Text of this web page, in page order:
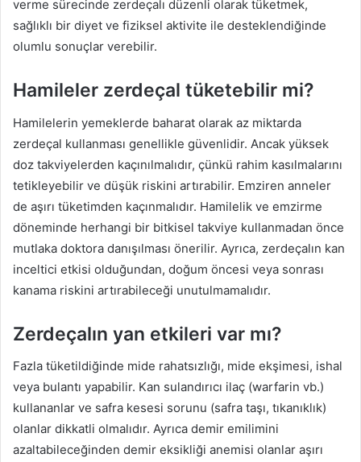
verme sürecinde zerdeçalı düzenli olarak tüketmek,
sağlıklı bir diyet ve fiziksel aktivite ile desteklendiğinde
olumlu sonuçlar verebilir.
Hamileler zerdeçal tüketebilir mi?
Hamilelerin yemeklerde baharat olarak az miktarda
zerdeçal kullanması genellikle güvenlidir. Ancak yüksek
doz takviyelerden kaçınılmalıdır, çünkü rahim kasılmalarını
tetikleyebilir ve düşük riskini artırabilir. Emziren anneler
de aşırı tüketimden kaçınmalıdır. Hamilelik ve emzirme
döneminde herhangi bir bitkisel takviye kullanmadan önce
mutlaka doktora danışılması önerilir. Ayrıca, zerdeçalın kan
inceltici etkisi olduğundan, doğum öncesi veya sonrası
kanama riskini artırabileceği unutulmamalıdır.
Zerdeçalın yan etkileri var mı?
Fazla tüketildiğinde mide rahatsızlığı, mide ekşimesi, ishal
veya bulantı yapabilir. Kan sulandırıcı ilaç (warfarin vb.)
kullananlar ve safra kesesi sorunu (safra taşı, tıkanıklık)
olanlar dikkatli olmalıdır. Ayrıca demir emilimini
azaltabileceğinden demir eksikliği anemisi olanlar aşırı